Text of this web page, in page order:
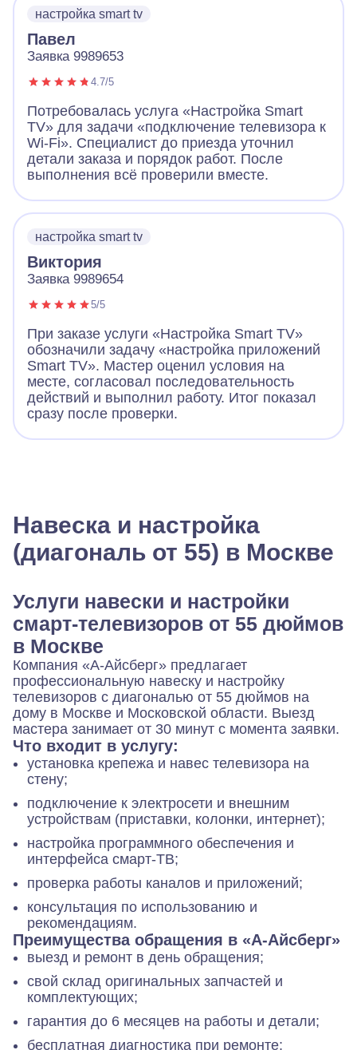
настройка smart tv
Павел
Заявка 9989653
4.7/5
Потребовалась услуга «Настройка Smart
TV» для задачи «подключение телевизора к
Wi-Fi». Специалист до приезда уточнил
детали заказа и порядок работ. После
выполнения всё проверили вместе.
настройка smart tv
Виктория
Заявка 9989654
5/5
При заказе услуги «Настройка Smart TV»
обозначили задачу «настройка приложений
Smart TV». Мастер оценил условия на
месте, согласовал последовательность
действий и выполнил работу. Итог показал
сразу после проверки.
Навеска и настройка
(диагональ от 55) в Москве
Услуги навески и настройки
смарт-телевизоров от 55 дюймов
в Москве
Компания «А-Айсберг» предлагает
профессиональную навеску и настройку
телевизоров с диагональю от 55 дюймов на
дому в Москве и Московской области. Выезд
мастера занимает от 30 минут с момента заявки.
Что входит в услугу:
установка крепежа и навес телевизора на
стену;
подключение к электросети и внешним
устройствам (приставки, колонки, интернет);
настройка программного обеспечения и
интерфейса смарт-ТВ;
проверка работы каналов и приложений;
консультация по использованию и
рекомендациям.
Преимущества обращения в «А-Айсберг»
выезд и ремонт в день обращения;
свой склад оригинальных запчастей и
комплектующих;
гарантия до 6 месяцев на работы и детали;
бесплатная диагностика при ремонте;